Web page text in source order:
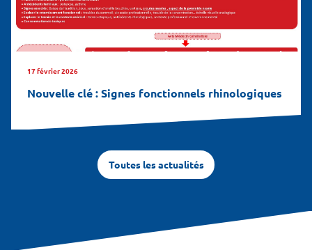
17 février 2026
Nouvelle clé : Signes fonctionnels rhinologiques
Toutes les actualités